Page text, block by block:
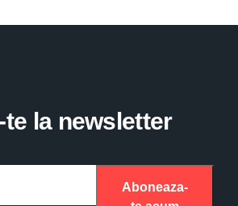
te la newsletter
Aboneaza-